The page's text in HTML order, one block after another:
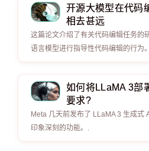
开源大模型在代码
相去甚远
这篇论文介绍了有关代码编辑任务的
语言模型进行指导性代码编辑的行为
如何将LLaMA 3部
要求?
Meta 几天前发布了 LLaMA 3 生成式
印象深刻的功能。.